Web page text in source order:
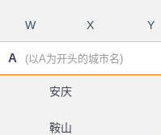
W X Y
A (以A为开头的城市名)
安庆
鞍山